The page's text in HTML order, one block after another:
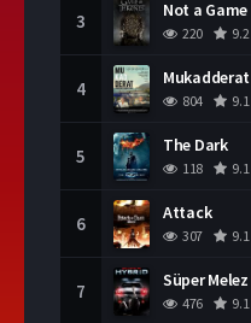
3 Not a Game
220 9.2
4 Mukadderat
804 9.1
5 The Dark
118 9.1
6 Attack
307 9.1
7 Süper Melez
476 9.1